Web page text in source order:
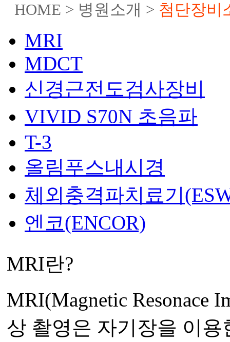
HOME > 병원소개 > 첨단장비
MRI
MDCT
신경근전도검사장비
VIVID S70N 초음파
T-3
올림푸스내시경
체외충격파치료기
엔코(ENCOR)
MRI란?
MRI(Magnetic Resonace
상 촬영은 자기장을 이